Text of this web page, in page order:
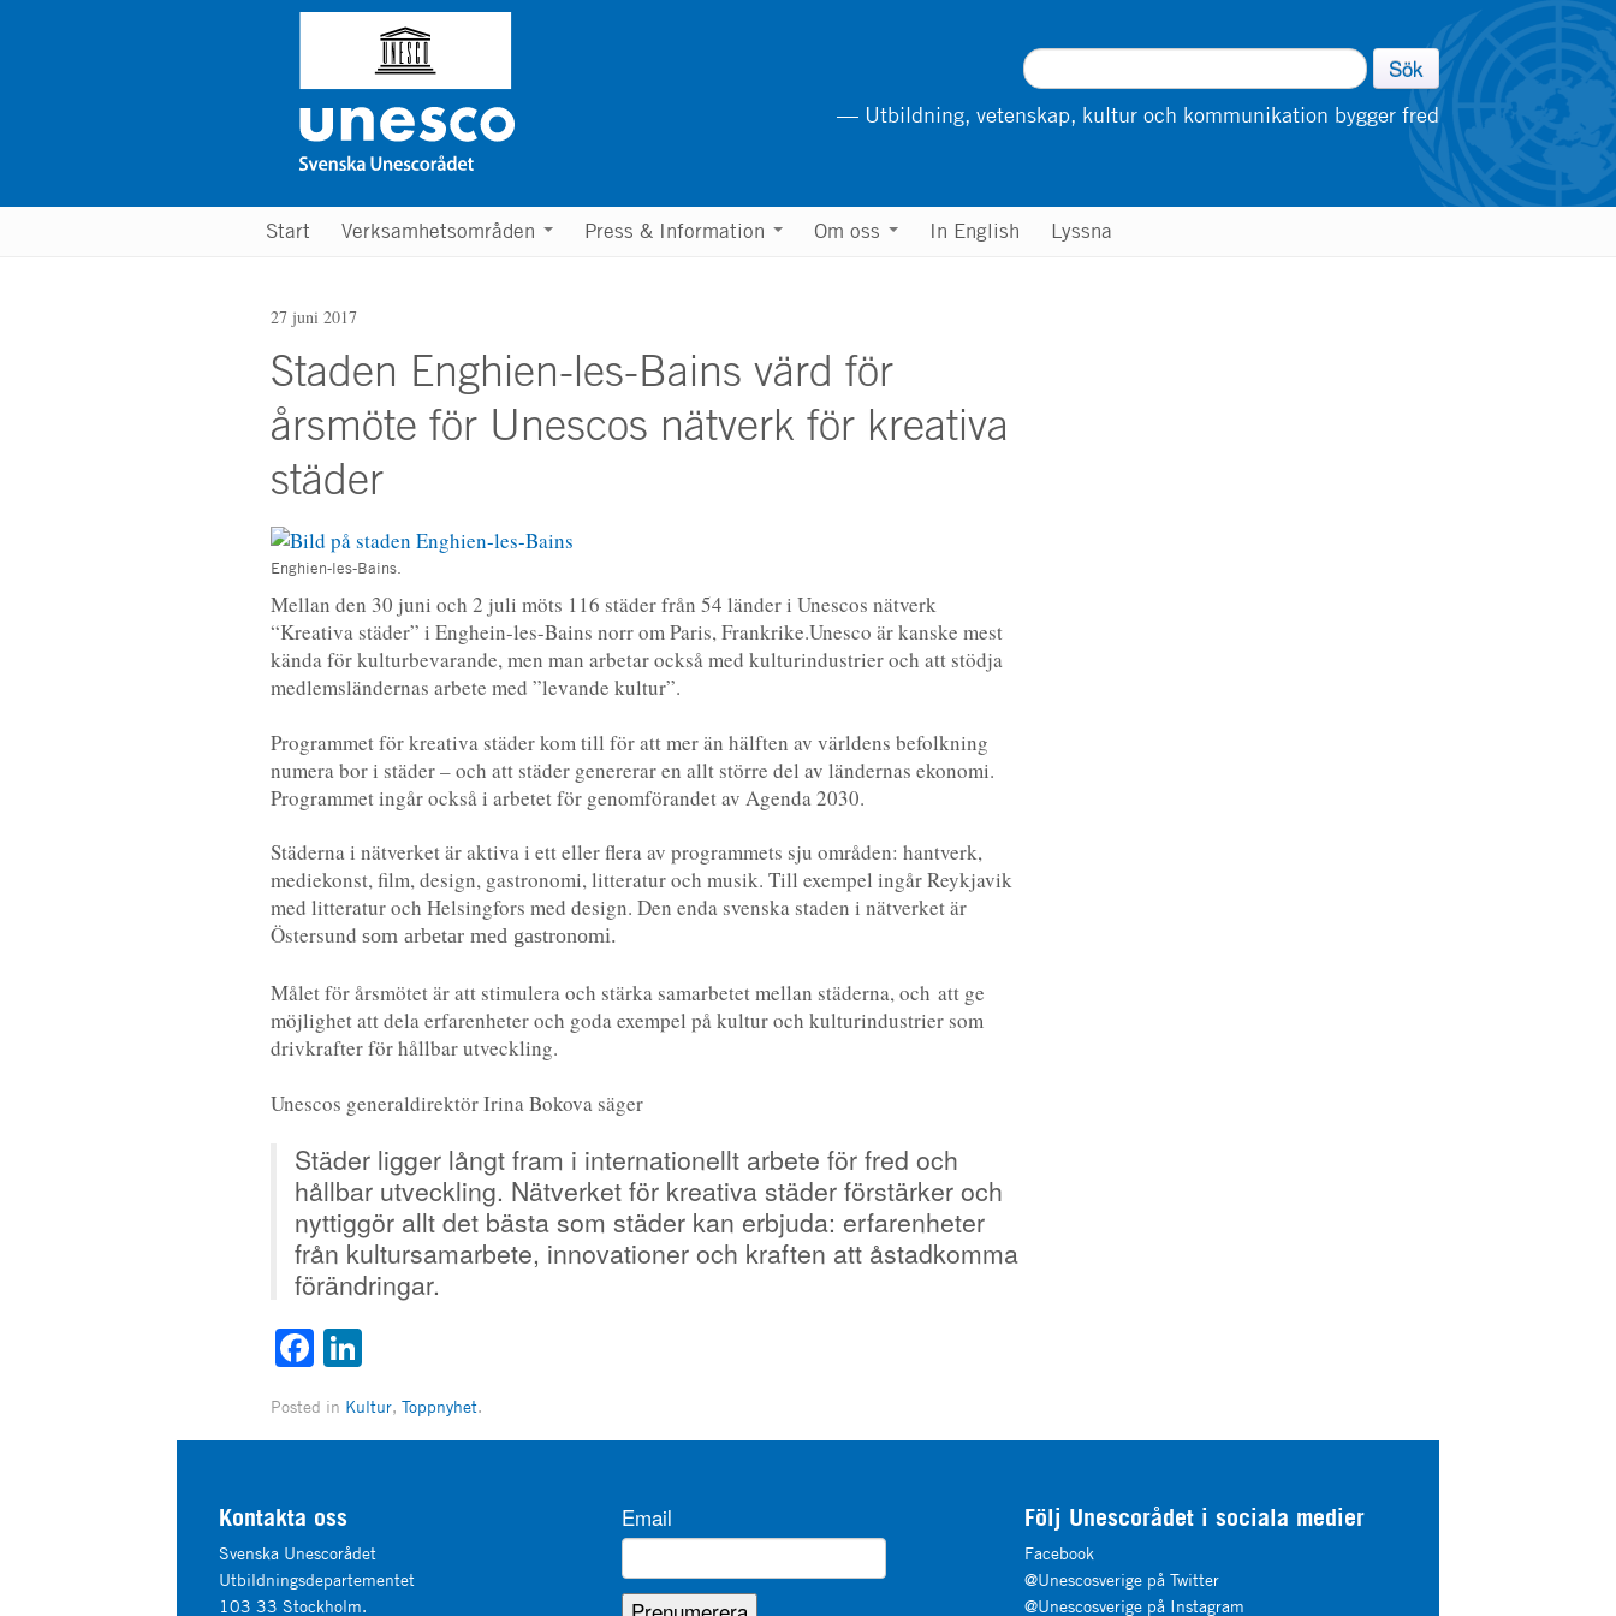
Sök
— Utbildning, vetenskap, kultur och kommunikation bygger fred
Start Verksamhetsområden Press & Information Om oss In English Lyssna
27 juni 2017
Staden Enghien-les-Bains värd för
årsmöte för Unescos nätverk för kreativa
städer
Enghien-les-Bains.
Mellan den 30 juni och 2 juli möts 116 städer från 54 länder i Unescos nätverk
“Kreativa städer” i Enghein-les-Bains norr om Paris, Frankrike.Unesco är kanske mest
kända för kulturbevarande, men man arbetar också med kulturindustrier och att stödja
medlemsländernas arbete med ”levande kultur”.
Programmet för kreativa städer kom till för att mer än hälften av världens befolkning
numera bor i städer – och att städer genererar en allt större del av ländernas ekonomi.
Programmet ingår också i arbetet för genomförandet av Agenda 2030.
Städerna i nätverket är aktiva i ett eller flera av programmets sju områden: hantverk,
mediekonst, film, design, gastronomi, litteratur och musik. Till exempel ingår Reykjavik
med litteratur och Helsingfors med design. Den enda svenska staden i nätverket är
Östersundsom arbetar med gastronomi.
Målet för årsmötet är att stimulera och stärka samarbetet mellan städerna, och att ge
möjlighet att dela erfarenheter och goda exempel på kultur och kulturindustrier som
drivkrafter för hållbar utveckling.
Unescos generaldirektör Irina Bokova säger
Städer ligger långt fram i internationellt arbete för fred och
hållbar utveckling. Nätverket för kreativa städer förstärker och
nyttiggör allt det bästa som städer kan erbjuda: erfarenheter
från kultursamarbete, innovationer och kraften att åstadkomma
förändringar.
Facebook
Posted in Kultur,Toppnyhet.
Kontakta oss
Svenska Unescorådet
Utbildningsdepartementet
103 33 Stockholm.
Email Följ Unescorådet i sociala medier
Facebook
@Unescosverige på Twitter
@Unescosverige på Instagram